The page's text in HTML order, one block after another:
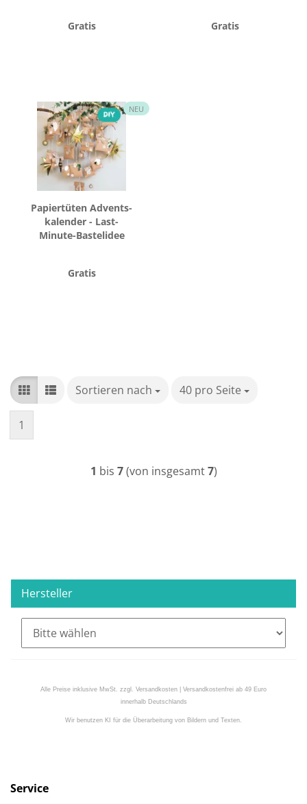
Gratis
Gratis
NEU
Pa­pier­tü­ten Ad­vents­
ka­len­der - Last-​
Minute-​Bastelidee
Gratis
Sortieren nach
Sortieren nach 40 pro Seite
pro Seite
1
1 bis 7(von insgesamt7)
Hersteller
Alle Preise inklusive MwSt. zzgl. Versandkosten | Versandkostenfrei ab 49 Euro
innerhalb Deutschlands
Wir benutzen KI für die Überarbeitung von Bildern und Texten.
Service